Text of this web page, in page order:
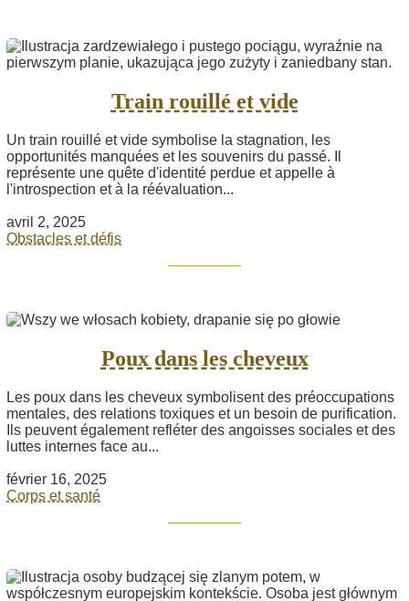
Train rouillé et vide
Un train rouillé et vide symbolise la stagnation, les
opportunités manquées et les souvenirs du passé. Il
représente une quête d'identité perdue et appelle à
l'introspection et à la réévaluation...
avril 2, 2025
Obstacles et défis
Poux dans les cheveux
Les poux dans les cheveux symbolisent des préoccupations
mentales, des relations toxiques et un besoin de purification.
Ils peuvent également refléter des angoisses sociales et des
luttes internes face au...
février 16, 2025
Corps et santé